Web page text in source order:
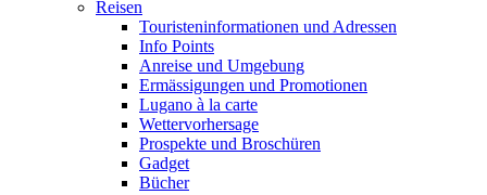
Reisen
Touristeninformationen und Adressen
Info Points
Anreise und Umgebung
Ermässigungen und Promotionen
Lugano à la carte
Wettervorhersage
Prospekte und Broschüren
Gadget
Bücher